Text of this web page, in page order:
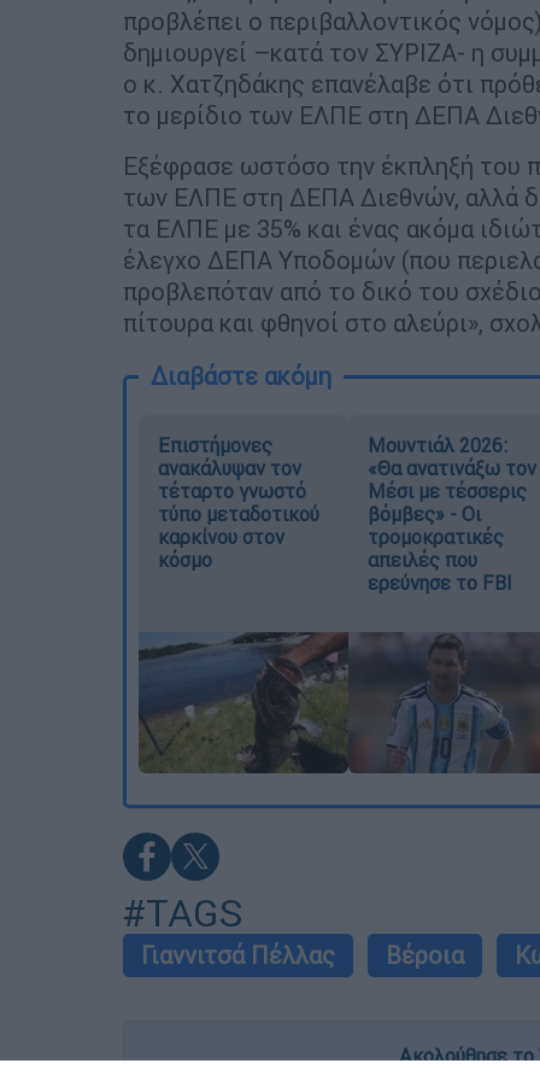
προβλέπει ο περιβαλλοντικός
δημιουργεί –κατά τον ΣΥΡΙΖΑ- η
ο κ. Χατζηδάκης επανέλαβε ότι
το μερίδιο των ΕΛΠΕ στη ΔΕΠΑ
Εξέφρασε ωστόσο την έκπληξή του
των ΕΛΠΕ στη ΔΕΠΑ Διεθνών, αλλά
τα ΕΛΠΕ με 35% και ένας ακόμα
έλεγχο ΔΕΠΑ Υποδομών (που
προβλεπόταν από το δικό του
πίτουρα και φθηνοί στο αλεύρι»,
Διαβάστε ακόμη
Επιστήμονες
ανακάλυψαν τον
τέταρτο γνωστό
τύπο μεταδοτικού
καρκίνου στον
κόσμο
Μουντιάλ 2026:
«Θα ανατινάξω τον
Μέσι με τέσσερις
βόμβες» - Οι
τρομοκρατικές
απειλές που
ερεύνησε το FBI
#TAGS
Γιαννιτσά Πέλλας Βέροια
Ακολούθησε το